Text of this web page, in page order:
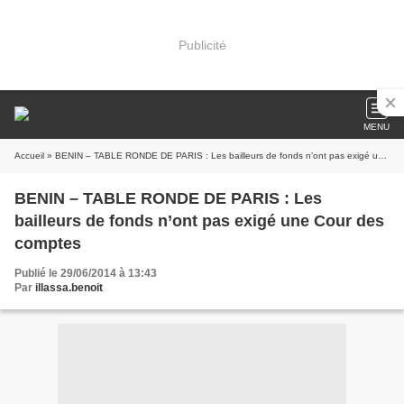
Publicité
MENU
Accueil » BENIN – TABLE RONDE DE PARIS : Les bailleurs de fonds n’ont pas exigé une Cour des comptes
BENIN – TABLE RONDE DE PARIS : Les
bailleurs de fonds n’ont pas exigé une Cour des
comptes
Publié le 29/06/2014 à 13:43
Par illassa.benoit